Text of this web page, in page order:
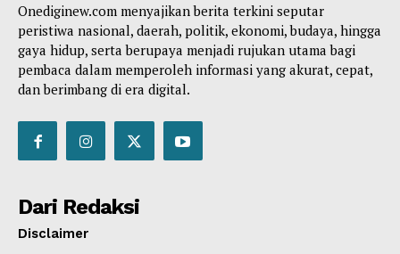
Onediginew.com menyajikan berita terkini seputar
peristiwa nasional, daerah, politik, ekonomi, budaya, hingga
gaya hidup, serta berupaya menjadi rujukan utama bagi
pembaca dalam memperoleh informasi yang akurat, cepat,
dan berimbang di era digital.
Dari Redaksi
Disclaimer